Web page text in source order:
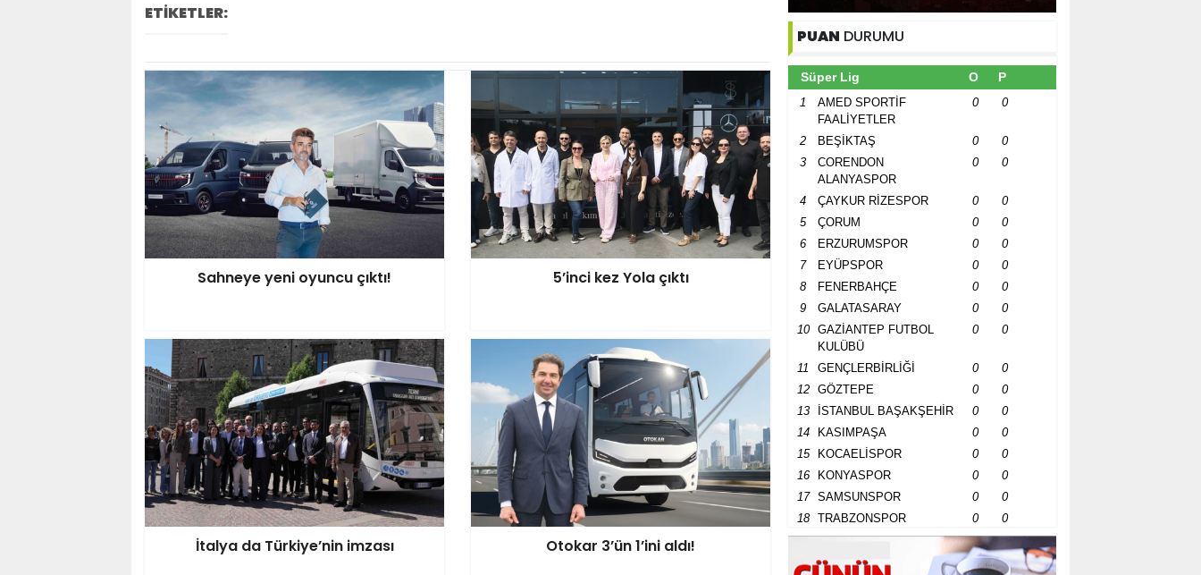
ETİKETLER:
Sahneye yeni oyuncu çıktı! 5’inci kez Yola çıktı
İtalya da Türkiye’nin imzası Otokar 3’ün 1’ini aldı!
PUAN DURUMU
Süper Lig O P
1
AMED SPORTİF
FAALİYETLER
0 0
2 BEŞİKTAŞ 0
0
3
CORENDON
ALANYASPOR
0 0
4 ÇAYKUR RİZESPOR 0
0
5
ÇORUM 0
0
6
ERZURUMSPOR 0
0
7
EYÜPSPOR 0
0
8
FENERBAHÇE 0
0
9
GALATASARAY 0
0
10
GAZİANTEP FUTBOL
KULÜBÜ
0 0
11 GENÇLERBİRLİĞİ 0
0
12
GÖZTEPE 0
0
13
İSTANBUL BAŞAKŞEHİR 0
0
14
KASIMPAŞA 0
0
15
KOCAELİSPOR 0
0
16
KONYASPOR 0
0
17
SAMSUNSPOR 0
0
18
TRABZONSPOR 0 0